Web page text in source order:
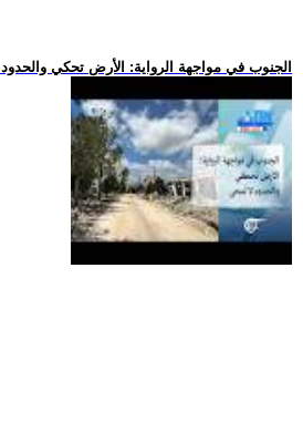
.. لبنان Online | الجنوب في مواجهة الرواية: الأرض تحكي والحدود